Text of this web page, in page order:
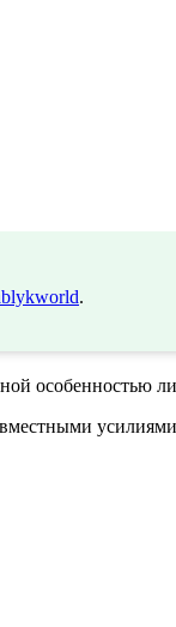
.
особенностью